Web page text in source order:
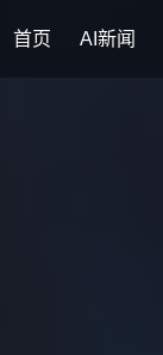
首页 AI新闻